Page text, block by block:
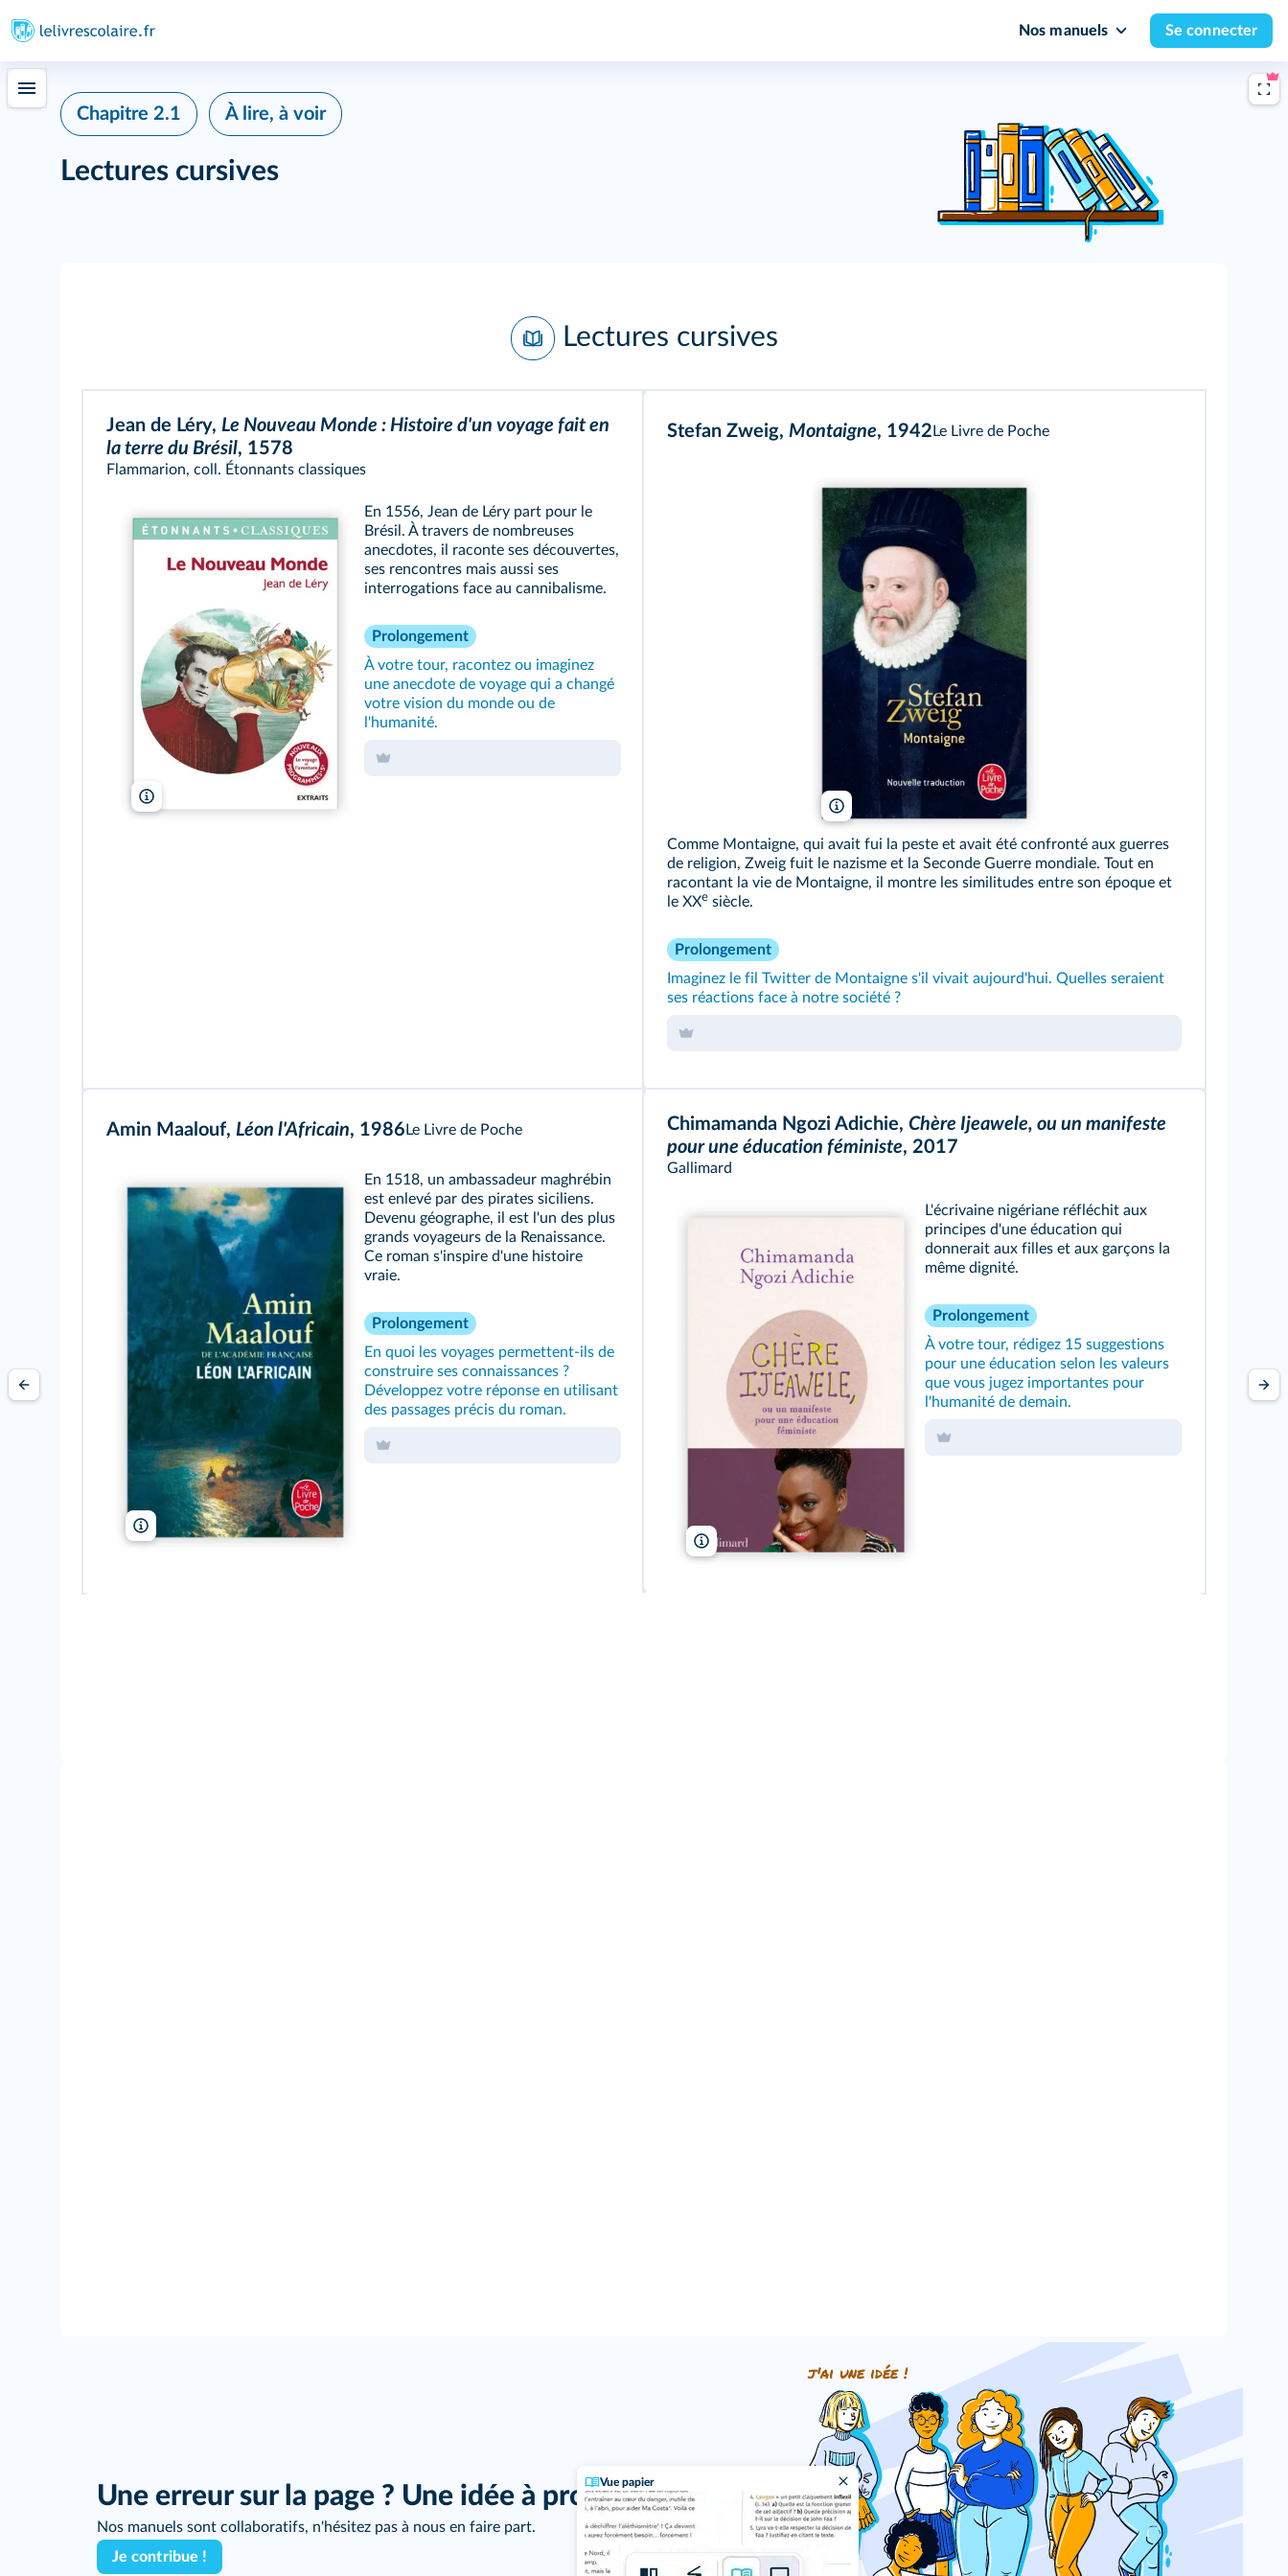
Nos manuels Se connecter
Vue papier
Chapitre 2.1 À lire, à voir
Lectures cursives
Lectures cursives
Jean de Léry, Le Nouveau Monde : Histoire d'un voyage fait en
la terre du Brésil, 1578
Flammarion, coll. Étonnants classiques
Flammarion, coll. Étonnants classiques
En 1556, Jean de Léry part pour le
Brésil. À travers de nombreuses
anecdotes, il raconte ses découvertes,
ses rencontres mais aussi ses
interrogations face au cannibalisme.
Prolongement
À votre tour, racontez ou imaginez
une anecdote de voyage qui a changé
votre vision du monde ou de
l'humanité.
Stefan Zweig, Montaigne, 1942 Le Livre de Poche
Comme Montaigne, qui avait fui la peste et avait été confronté aux guerres
de religion, Zweig fuit le nazisme et la Seconde Guerre mondiale. Tout en
racontant la vie de Montaigne, il montre les similitudes entre son époque et
le XXe siècle.
Prolongement
Imaginez le fil Twitter de Montaigne s'il vivait aujourd'hui. Quelles seraient
ses réactions face à notre société ?
Amin Maalouf, Léon l'Africain, 1986 Le Livre de Poche
Le Livre de Poche
En 1518, un ambassadeur maghrébin
est enlevé par des pirates siciliens.
Devenu géographe, il est l'un des plus
grands voyageurs de la Renaissance.
Ce roman s'inspire d'une histoire
vraie.
Prolongement
En quoi les voyages permettent‑ils de
construire ses connaissances ?
Développez votre réponse en utilisant
des passages précis du roman.
Chimamanda Ngozi Adichie, Chère Ijeawele, ou un manifeste
pour une éducation féministe, 2017
Gallimard
Gallimard
L'écrivaine nigériane réfléchit aux
principes d'une éducation qui
donnerait aux filles et aux garçons la
même dignité.
Prolongement
À votre tour, rédigez 15 suggestions
pour une éducation selon les valeurs
que vous jugez importantes pour
l'humanité de demain.
Une erreur sur la page ? Une idée à proposer ?
Nos manuels sont collaboratifs, n'hésitez pas à nous en faire part.
Je contribue !
j'ai une idée !